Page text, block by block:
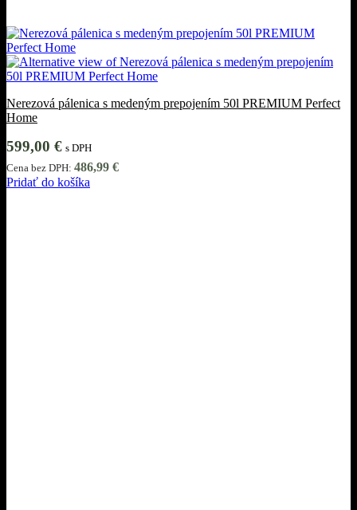
Nerezová pálenica s medeným prepojením 50l PREMIUM Perfect
Home
599,00 € s DPH
Cena bez DPH: 486,99 €
Pridať do košíka